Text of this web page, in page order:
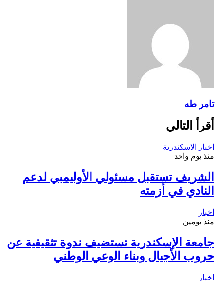
تامر طه
أقرأ التالي
اخبار الاسكندرية
منذ يوم واحد
الشريف تستقبل مسئولي الأوليمبي لدعم
النادي في أزمته
اخبار
منذ يومين
جامعة الإسكندرية تستضيف ندوة تثقيفية عن
حروب الأجيال وبناء الوعي الوطني
اخبار